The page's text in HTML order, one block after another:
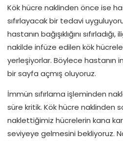
Kök hücre naklinden önce ise
sıfırlayacak bir tedavi
hastanın bağışıklığını
nakilde infüze edilen kök
yerleşiyorlar. Böylece hastanın
bir sayfa açmış oluyoruz.
İmmün sıfırlama işleminden
süre kritik. Kök hücre naklinden
naklettiğimiz hücrelerin kana
seviyeye gelmesini bekliyoruz.